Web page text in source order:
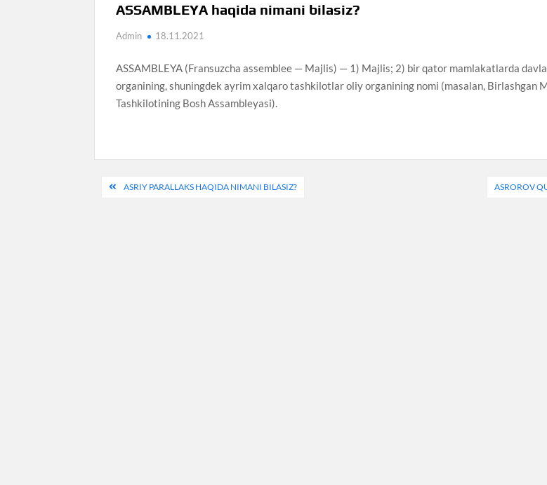
ASSAMBLEYA haqida nimani bilasiz?
Admin 18.11.2021
ASSAMBLEYA (Fransuzcha assemblee — Majlis) — 1) Majlis; 2) bir qator mamlakatlarda
organining, shuningdek ayrim xalqaro tashkilotlar oliy organining nomi (masalan, Birlashgan
Tashkilotining Bosh Assambleyasi).
PostASRIY PARALLAKS HAQIDA NIMANI BILASIZ? ASROROV